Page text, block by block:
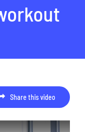
Share this video